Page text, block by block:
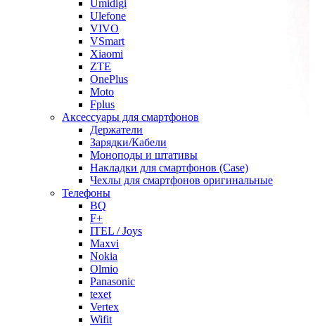
Umidigi
Ulefone
VIVO
VSmart
Xiaomi
ZTE
OnePlus
Moto
Fplus
Аксессуары для смартфонов
Держатели
Зарядки/Кабели
Моноподы и штативы
Накладки для смартфонов (Case)
Чехлы для смартфонов оригинальные
Телефоны
BQ
F+
ITEL / Joys
Maxvi
Nokia
Olmio
Panasonic
texet
Vertex
Wifit